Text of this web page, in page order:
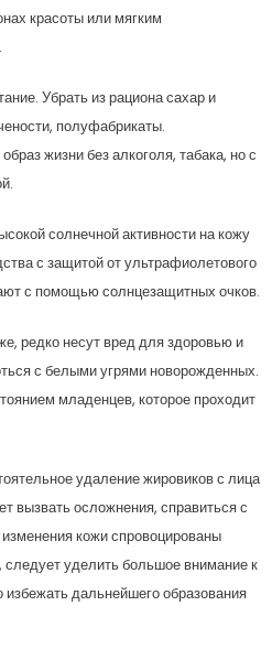
красоты или мягким
Убрать из рациона сахар и
полуфабрикаты.
жизни без алкоголя, табака, но с
солнечной активности на кожу
с защитой от ультрафиолетового
с помощью солнцезащитных очков.
редко несут вред для здоровью и
с белыми угрями новорожденных.
младенцев, которое проходит
удаление жировиков с лица
вызвать осложнения, справиться с
кожи спровоцированы
уделить большое внимание к
дальнейшего образования